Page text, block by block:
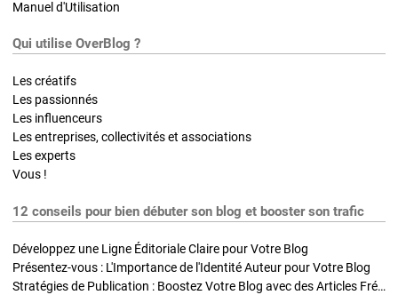
Manuel d'Utilisation
Qui utilise OverBlog ?
Les créatifs
Les passionnés
Les influenceurs
Les entreprises, collectivités et associations
Les experts
Vous !
12 conseils pour bien débuter son blog et booster son trafic
Développez une Ligne Éditoriale Claire pour Votre Blog
Présentez-vous : L'Importance de l'Identité Auteur pour Votre Blog
Stratégies de Publication : Boostez Votre Blog avec des Articles Fréquents et Exclusifs